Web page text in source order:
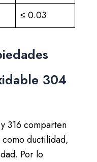
≤ 0.03
304
316 comparten
ductilidad,
Por lo